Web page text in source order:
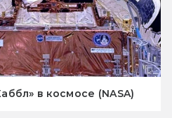
в космосе (NASA)